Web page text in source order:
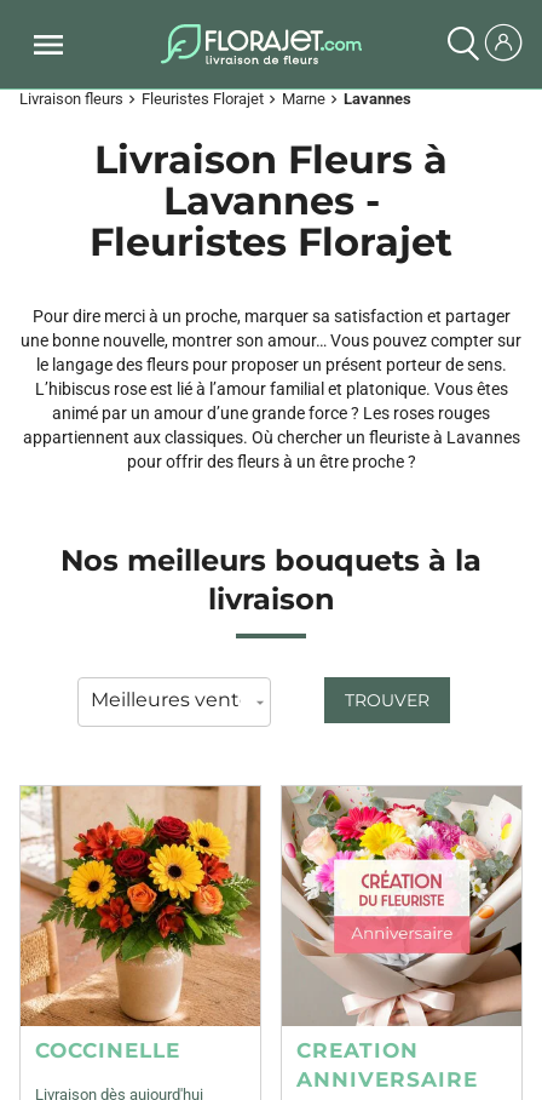
Livraison fleurs chevron_right Fleuristes Florajet chevron_right Marne chevron_right Lavannes
Livraison Fleurs à
Lavannes -
Fleuristes Florajet
Pour dire merci à un proche, marquer sa satisfaction et partager
une bonne nouvelle, montrer son amour… Vous pouvez compter sur
le langage des fleurs pour proposer un présent porteur de sens.
L’hibiscus rose est lié à l’amour familial et platonique. Vous êtes
animé par un amour d’une grande force ? Les roses rouges
appartiennent aux classiques. Où chercher un fleuriste à Lavannes
pour offrir des fleurs à un être proche ?
Nos meilleurs bouquets à la
livraison
TROUVER
COCCINELLE
Livraison dès aujourd'hui
CREATION
ANNIVERSAIRE